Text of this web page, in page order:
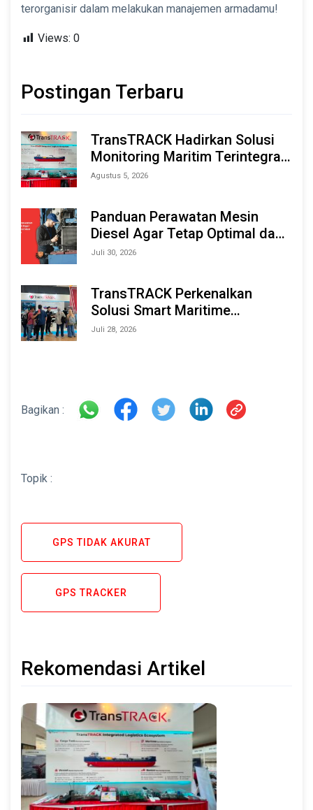
terorganisir dalam melakukan manajemen armadamu!
Views: 0
Postingan Terbaru
TransTRACK Hadirkan Solusi
Monitoring Maritim Terintegrasi
Berbasis AI & IoT di Indonesia
Agustus 5, 2026
Panduan Perawatan Mesin
Diesel Agar Tetap Optimal dan
Tahan Lama
Juli 30, 2026
TransTRACK Perkenalkan
Solusi Smart Maritime
Monitoring Berbasis AI dan IoT
Juli 28, 2026
Bagikan :
Topik :
GPS TIDAK AKURAT
GPS TRACKER
Rekomendasi Artikel